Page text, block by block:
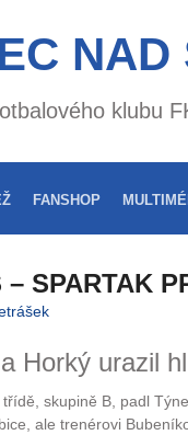
NAD
klubu
FANSHOP
SPARTAK
Horký urazil
skupině B, padl
ale trenérovi